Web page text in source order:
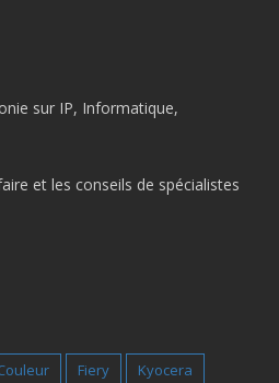
sur IP, Informatique,
et les conseils de spécialistes
Fiery
Kyocera